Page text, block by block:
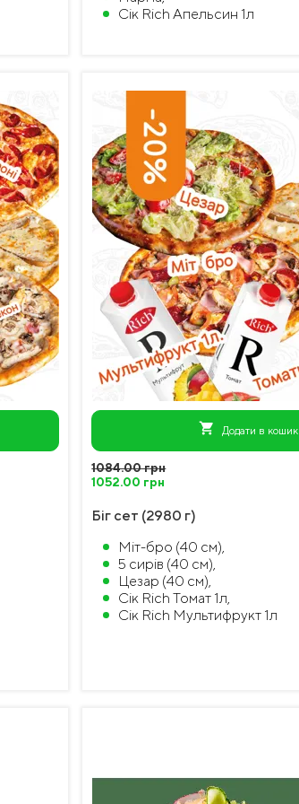
Сік Rich Апельсин 1л
shopping_cart Додати в кошик
1052.00 грн
1084.00 грн
Біг сет (2980 г)
Міт-бро (40 см),
5 сирів (40 см),
Цезар (40 см),
Сік Rich Томат 1л,
Сік Rich Мультифрукт 1л